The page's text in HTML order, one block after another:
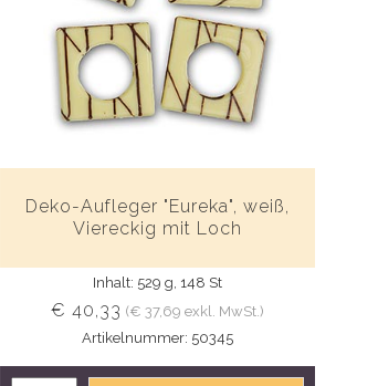
Deko-Aufleger "Eureka", weiß,
Viereckig mit Loch
Inhalt: 529 g, 148 St
€ 40,33 (€ 37,69 exkl. MwSt.)
Artikelnummer: 50345